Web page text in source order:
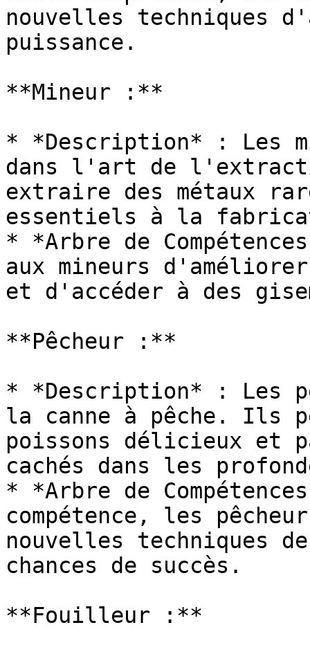
nouvelles techniques
puissance.
**Mineur :**
* *Description* : Les
dans l'art de
extraire des métaux
essentiels à la
* *Arbre de
aux mineurs
et d'accéder à des
**Pêcheur :**
* *Description* : Les
la canne à pêche. Ils
poissons délicieux et
cachés dans les
* *Arbre de
compétence, les
nouvelles techniques
chances de succès.
**Fouilleur :**